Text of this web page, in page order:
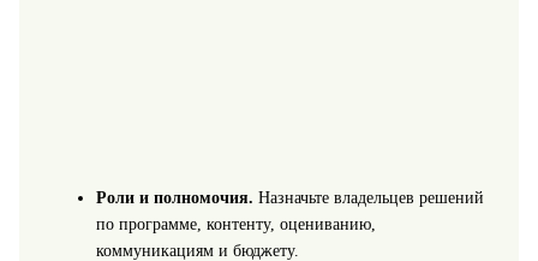
Роли и полномочия. Назначьте владельцев решений
по программе, контенту, оцениванию,
коммуникациям и бюджету.